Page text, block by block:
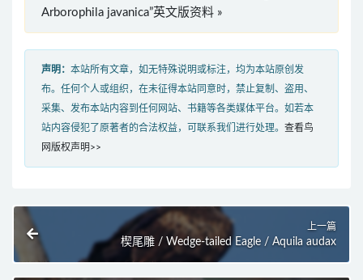
Arborophila javanica”英文版资料 »
声明： 本站所有文章，如无特殊说明或标注，均为本站原创发
布。任何个人或组织，在未征得本站同意时，禁止复制、盗用、
采集、发布本站内容到任何网站、书籍等各类媒体平台。如若本
站内容侵犯了原著者的合法权益，可联系我们进行处理。 查看鸟
网版权声明>>
上一篇
楔尾雕 / Wedge-tailed Eagle / Aquila audax